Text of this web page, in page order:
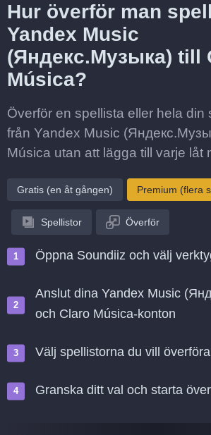
Hur överför man
Yandex Music
(Яндекс.Музыка) till
Música?
Överför en spellista eller hela din
från Yandex Music
Música utan att lägga till varje låt
Gratis (en åt gången) Premium (flera
Spellistor Överför
Öppna Soundiiz och välj
Anslut dina Yandex Music
och Claro Música-konton
Välj spellistorna du vill
Granska ditt val och starta